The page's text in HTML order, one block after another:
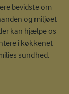
bevidste om
og miljøet
kan hjælpe os
i køkkenet
sundhed.